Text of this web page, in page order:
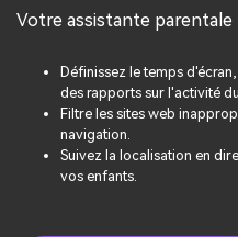
Actualités
Boutique
Support
Protégez la Vie
FamiSafe
Activité de l'Appareil
Service de Localisation
Blog
Traceur de
Temps d'Écran
Blocage d'Apps
Ressources
Thèmes Phares
Guide FamiSafe
Tarifs
Votre assistante
Définissez le temps
des rapports sur l'activité
Filtre les sites web
navigation.
Suivez la localisation en
vos enfants.